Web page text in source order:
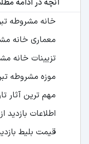
آنچه در ادامه
خانه مشروطه
معماری خانه
تزیینات خانه
موزه مشروطه
مهم ترین آثار
اطلاعات بازدید
قیمت بلیط